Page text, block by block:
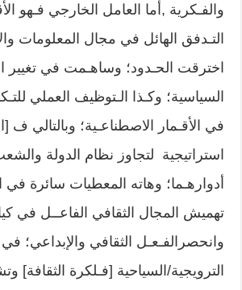
والفـكرية ,أما العامل الخارجي فـهو
التـدفق الهائل في مجال المعلومات
اخترقت الحـدود؛ وساهـمت في تغيير
السياسية؛ وكـذا الـتوظيف العملي
في الأقـمار الاصطناعـية؛ وبالتالي
استراتيجية لتجاوز نظام الدولة
أدوارهـما؛ وهاته المعطيات سائرة في
تهميش المجال الثقافي الفاعــل في
وانحصرالفـعـل الثقافي والإبداعي؛ في
الترويجية/السياحية [فـلكرة الثقافة]